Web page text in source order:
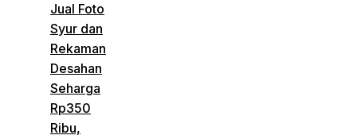
Jual Foto
Syur dan
Rekaman
Desahan
Seharga
Rp350
Ribu,